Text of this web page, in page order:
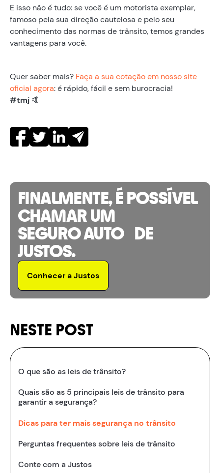
E isso não é tudo: se você é um motorista exemplar,
famoso pela sua direção cautelosa e pelo seu
conhecimento das normas de trânsito, temos grandes
vantagens para você.
Quer saber mais? Faça a sua cotação em nosso site
oficial agora: é rápido, fácil e sem burocracia!
#tmj 🤙
FINALMENTE, É POSSÍVEL
CHAMAR UM
SEGURO AUTO DE
JUSTOS.
Conhecer a Justos
NESTE POST
O que são as leis de trânsito?
Quais são as 5 principais leis de trânsito para
garantir a segurança?
Dicas para ter mais segurança no trânsito
Perguntas frequentes sobre leis de trânsito
Conte com a Justos